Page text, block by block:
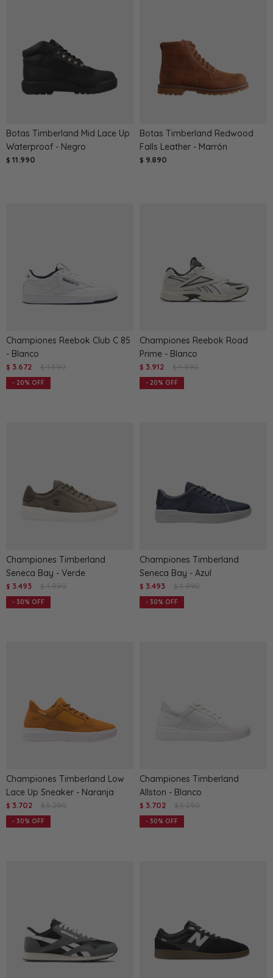
Botas Timberland Mid Lace Up
Waterproof - Negro
$ 11.990
Botas Timberland Redwood
Falls Leather - Marrón
$ 9.890
Championes Reebok Club C 85
- Blanco
$ 3.672 $ 4.590
20
Championes Reebok Road
Prime - Blanco
$ 3.912 $ 4.890
20
Championes Timberland
Seneca Bay - Verde
$ 3.493 $ 4.990
30
Championes Timberland
Seneca Bay - Azul
$ 3.493 $ 4.990
30
Championes Timberland Low
Lace Up Sneaker - Naranja
$ 3.702 $ 5.290
30
Championes Timberland
Allston - Blanco
$ 3.702 $ 5.290
30